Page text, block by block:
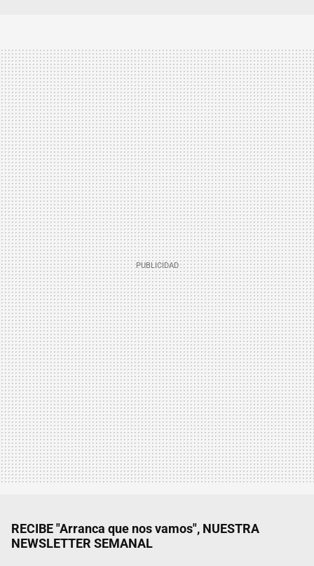
RECIBE "Arranca que nos vamos", NUESTRA
NEWSLETTER SEMANAL